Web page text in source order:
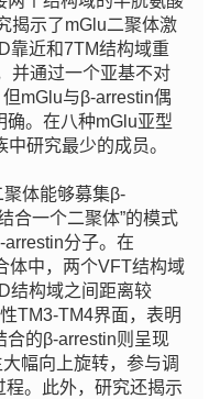
揭示了mGlu二聚体激
靠近和7TM结构域重
并通过一个亚基不对
mGlu与β-arrestin偶
确。在八种mGlu亚型
研究最少的成员。
体能够募集β-
合一个二聚体”的模式
分子。在
体中，两个VFT结构域
结构域之间距离较
TM3-TM4界面，表明
合的β-arrestin则呈现
幅向上旋转，参与调
。此外，研究还揭示